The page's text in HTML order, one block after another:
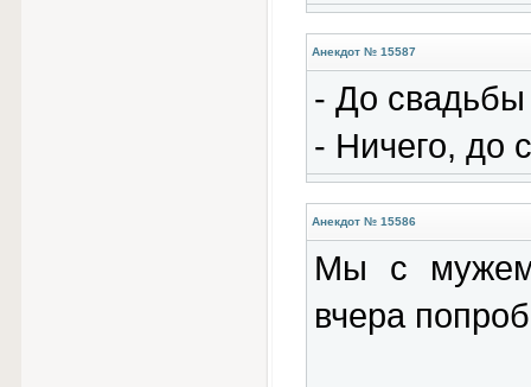
Анекдот № 15587
- До свадьбы
- Ничего, до
Анекдот № 15586
Мы с мужем
вчеpа